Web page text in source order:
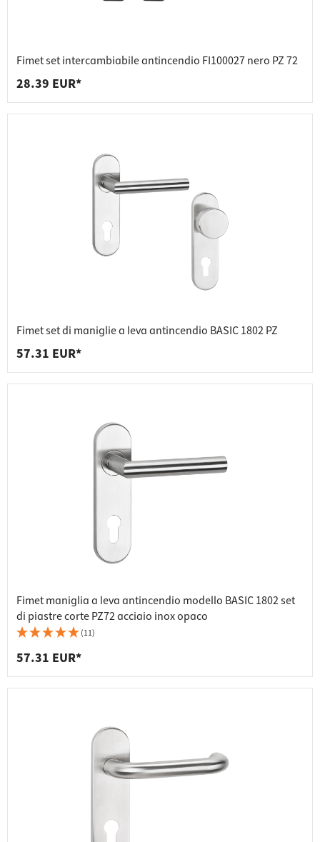
Fimet set intercambiabile antincendio FI100027 nero PZ 72
28.39 EUR*
Fimet set di maniglie a leva antincendio BASIC 1802 PZ
57.31 EUR*
Fimet maniglia a leva antincendio modello BASIC 1802 set
di piastre corte PZ72 acciaio inox opaco
(11)
57.31 EUR*